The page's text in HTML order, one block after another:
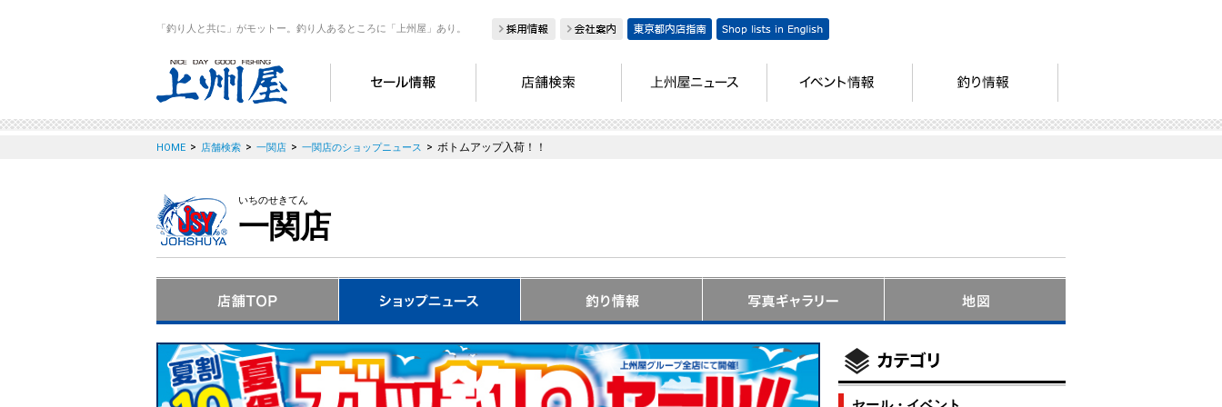
「釣り人と共に」がモットー。釣り人あるところに「上州屋」あり。
HOME > 店舗検索 > 一関店 > 一関店のショップニュース > ボトムアップ入荷！！
いちのせきてん
一関店